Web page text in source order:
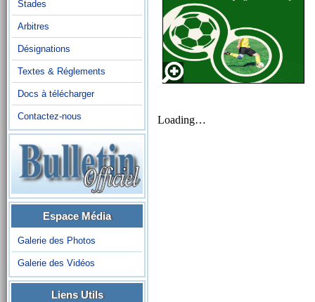
Stades
Arbitres
Désignations
Textes & Réglements
Docs à télécharger
Contactez-nous
Espace Média
Galerie des Photos
Galerie des Vidéos
Liens Utils